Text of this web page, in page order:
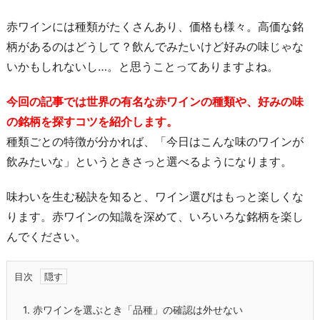
赤ワインには種類がたくさんあり、価格も様々。高価な銘
柄があるのはどうして？飲んでみたいけど好みの味じゃな
いかもしれないし…。と思うことってありますよね。
今回の記事では世界の有名な赤ワインの種類や、好みの味
の銘柄を探すコツを紹介します。
種類ごとの特徴が分かれば、「今日はこんな味のワインが
飲みたいな」というときさっと選べるようになります。
味わいを生む秘訣を知ると、ワイン選びはもっと楽しくな
ります。赤ワインの知識を深めて、いろいろな銘柄を楽し
んでください。
目次
1. 赤ワインを選ぶとき「品種」の確認は外せない